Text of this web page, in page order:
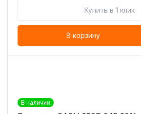
Купить в 1 клик
В корзину
В наличии